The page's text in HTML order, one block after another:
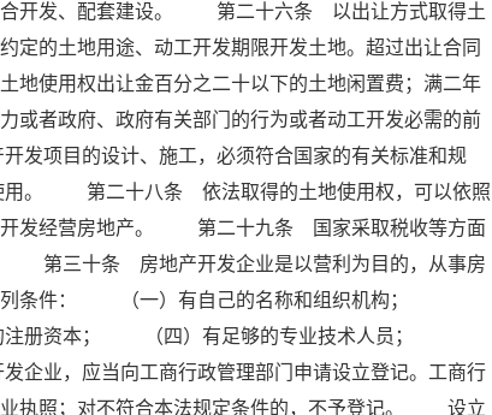
合开发、配套建设。 第二十六条 以出让方式取得土
定的土地用途、动工开发期限开发土地。超过出让合同
地使用权出让金百分之二十以下的土地闲置费；满二年
或者政府、政府有关部门的行为或者动工开发必需的前
项目的设计、施工，必须符合国家的有关标准和规
。 第二十八条 依法取得的土地使用权，可以依照
开发经营房地产。 第二十九条 国家采取税收等方面
第三十条 房地产开发企业是以营利为目的，从事房
下列条件： （一）有自己的名称和组织机构；
注册资本； （四）有足够的专业技术人员；
业，应当向工商行政管理部门申请设立登记。工商行
业执照；对不符合本法规定条件的，不予登记。 设立